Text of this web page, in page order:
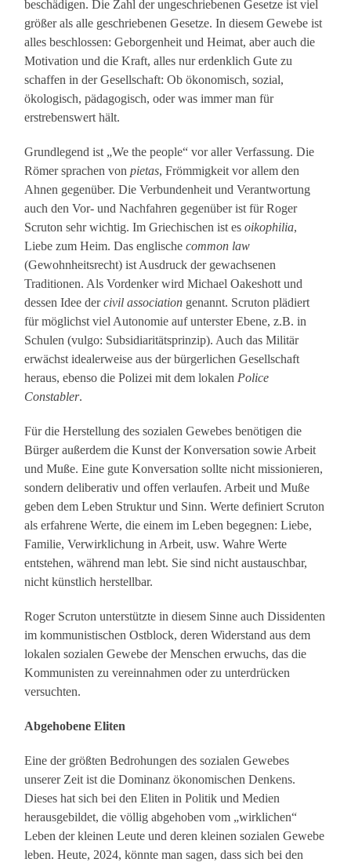
beschädigen. Die Zahl der ungeschriebenen Gesetze ist viel
größer als alle geschriebenen Gesetze. In diesem Gewebe ist
alles beschlossen: Geborgenheit und Heimat, aber auch die
Motivation und die Kraft, alles nur erdenklich Gute zu
schaffen in der Gesellschaft: Ob ökonomisch, sozial,
ökologisch, pädagogisch, oder was immer man für
erstrebenswert hält.
Grundlegend ist „We the people“ vor aller Verfassung. Die
Römer sprachen vonpietas, Frömmigkeit vor allem den
Ahnen gegenüber. Die Verbundenheit und Verantwortung
auch den Vor- und Nachfahren gegenüber ist für Roger
Scruton sehr wichtig. Im Griechischen ist esoikophilia,
Liebe zum Heim. Das englischecommon law
(Gewohnheitsrecht) ist Ausdruck der gewachsenen
Traditionen. Als Vordenker wird Michael Oakeshott und
dessen Idee dercivil association genannt. Scruton plädiert
für möglichst viel Autonomie auf unterster Ebene, z.B. in
Schulen (vulgo: Subsidiaritätsprinzip). Auch das Militär
erwächst idealerweise aus der bürgerlichen Gesellschaft
heraus, ebenso die Polizei mit dem lokalenPolice
Constabler.
Für die Herstellung des sozialen Gewebes benötigen die
Bürger außerdem die Kunst der Konversation sowie Arbeit
und Muße. Eine gute Konversation sollte nicht missionieren,
sondern deliberativ und offen verlaufen. Arbeit und Muße
geben dem Leben Struktur und Sinn. Werte definiert Scruton
als erfahrene Werte, die einem im Leben begegnen: Liebe,
Familie, Verwirklichung in Arbeit, usw. Wahre Werte
entstehen, während man lebt. Sie sind nicht austauschbar,
nicht künstlich herstellbar.
Roger Scruton unterstützte in diesem Sinne auch Dissidenten
im kommunistischen Ostblock, deren Widerstand aus dem
lokalen sozialen Gewebe der Menschen erwuchs, das die
Kommunisten zu vereinnahmen oder zu unterdrücken
versuchten.
Abgehobene Eliten
Eine der größten Bedrohungen des sozialen Gewebes
unserer Zeit ist die Dominanz ökonomischen Denkens.
Dieses hat sich bei den Eliten in Politik und Medien
herausgebildet, die völlig abgehoben vom „wirklichen“
Leben der kleinen Leute und deren kleinen sozialen Gewebe
leben. Heute, 2024, könnte man sagen, dass sich bei den